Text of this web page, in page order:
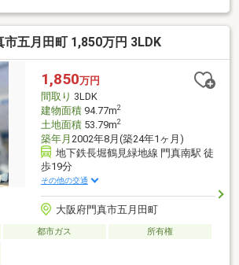
■全居室に収納スペースがありますので、
だけます。■浴室には窓があり、しっかり
こもりにくく清潔に保つ事が出来ます。■
で、ダイニングスペースを広く確保出来て
家につき、ゆっくりとご内覧していただけ
市五月田町 1,850万円 3LDK
1,850万円
間取り 3LDK
建物面積94.77m2
土地面積53.79m2
築年月 2002年8月(築24年1ヶ月)
地下鉄長堀鶴見緑地線 門真南駅 徒
歩19分
その他の交通
大阪府門真市五月田町
都市ガス
所有権